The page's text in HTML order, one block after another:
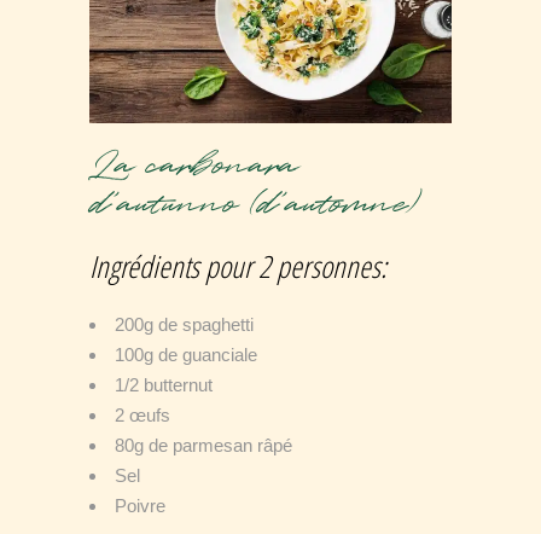
La carbonara
d’autunno (d’automne)
Ingrédients pour 2 personnes:
200g de spaghetti
100g de guanciale
1/2 butternut
2 œufs
80g de parmesan râpé
Sel
Poivre